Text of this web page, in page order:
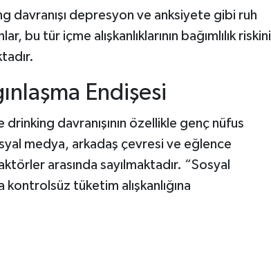
davranışı depresyon ve anksiyete gibi ruh
bu tür içme alışkanlıklarının bağımlılık riskini
Endişesi
drinking davranışının özellikle genç nüfus
medya, arkadaş çevresi ve eğlence
arasında sayılmaktadır. “Sosyal
tüketim alışkanlığına